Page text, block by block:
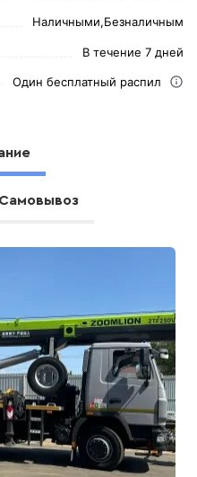
Наличными,Безналичным
В течение 7 дней
Один бесплатный распил
Самовывоз